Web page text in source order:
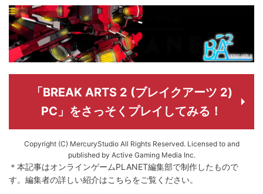
「BREAK ARTS 2 (ブレイクアーツ 2)
PC」をさっそくプレイしてみる！
Copyright (C) MercuryStudio All Rights Reserved. Licensed to and
published by Active Gaming Media Inc.
＊本記事はオンラインゲームPLANET編集部で制作したもので
す。 編集者の詳しい紹介はこちらをご覧ください。